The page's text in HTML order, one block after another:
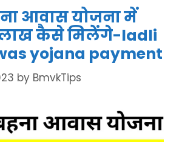
आवास योजना में
लाख कैसे मिलेंगे-ladli
yojana payment
by BmvkTips